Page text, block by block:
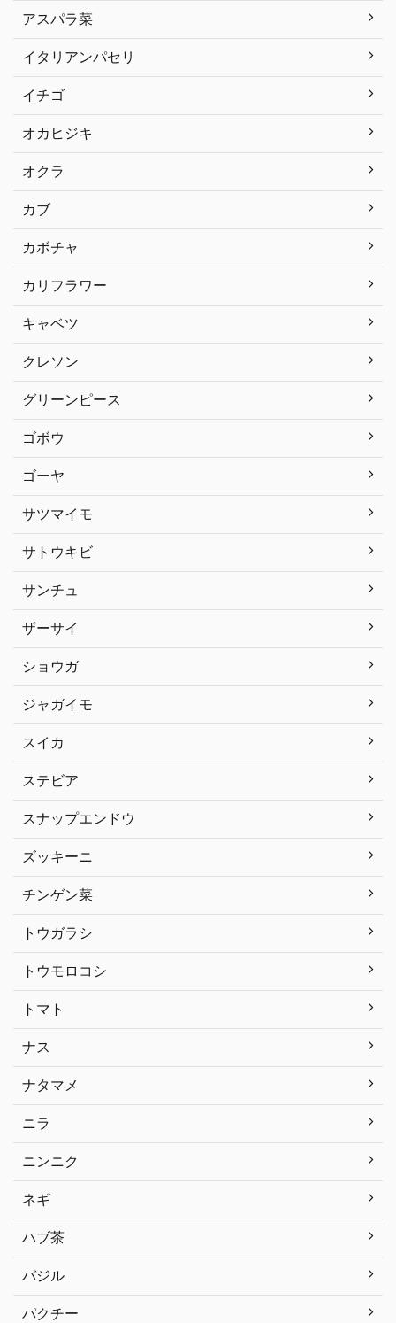
アスパラ菜
イタリアンパセリ
イチゴ
オカヒジキ
オクラ
カブ
カボチャ
カリフラワー
キャベツ
クレソン
グリーンピース
ゴボウ
ゴーヤ
サツマイモ
サトウキビ
サンチュ
ザーサイ
ショウガ
ジャガイモ
スイカ
ステビア
スナップエンドウ
ズッキーニ
チンゲン菜
トウガラシ
トウモロコシ
トマト
ナス
ナタマメ
ニラ
ニンニク
ネギ
ハブ茶
バジル
パクチー